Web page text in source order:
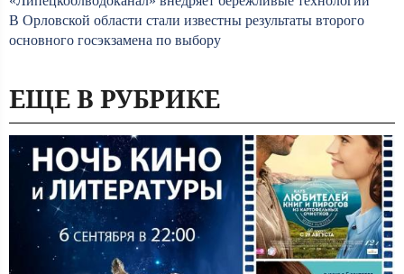
В Орловской области стали известны результаты второго
основного госэкзамена по выбору
ЕЩЕ В РУБРИКЕ